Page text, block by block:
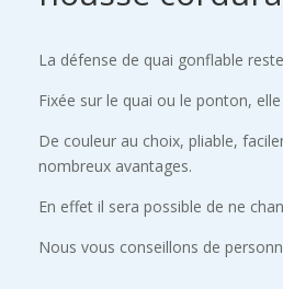
La défense de quai gonflable
Fixée sur le quai ou le ponton,
De couleur au choix, pliable,
nombreux avantages.
En effet il sera possible de ne
Nous vous conseillons de